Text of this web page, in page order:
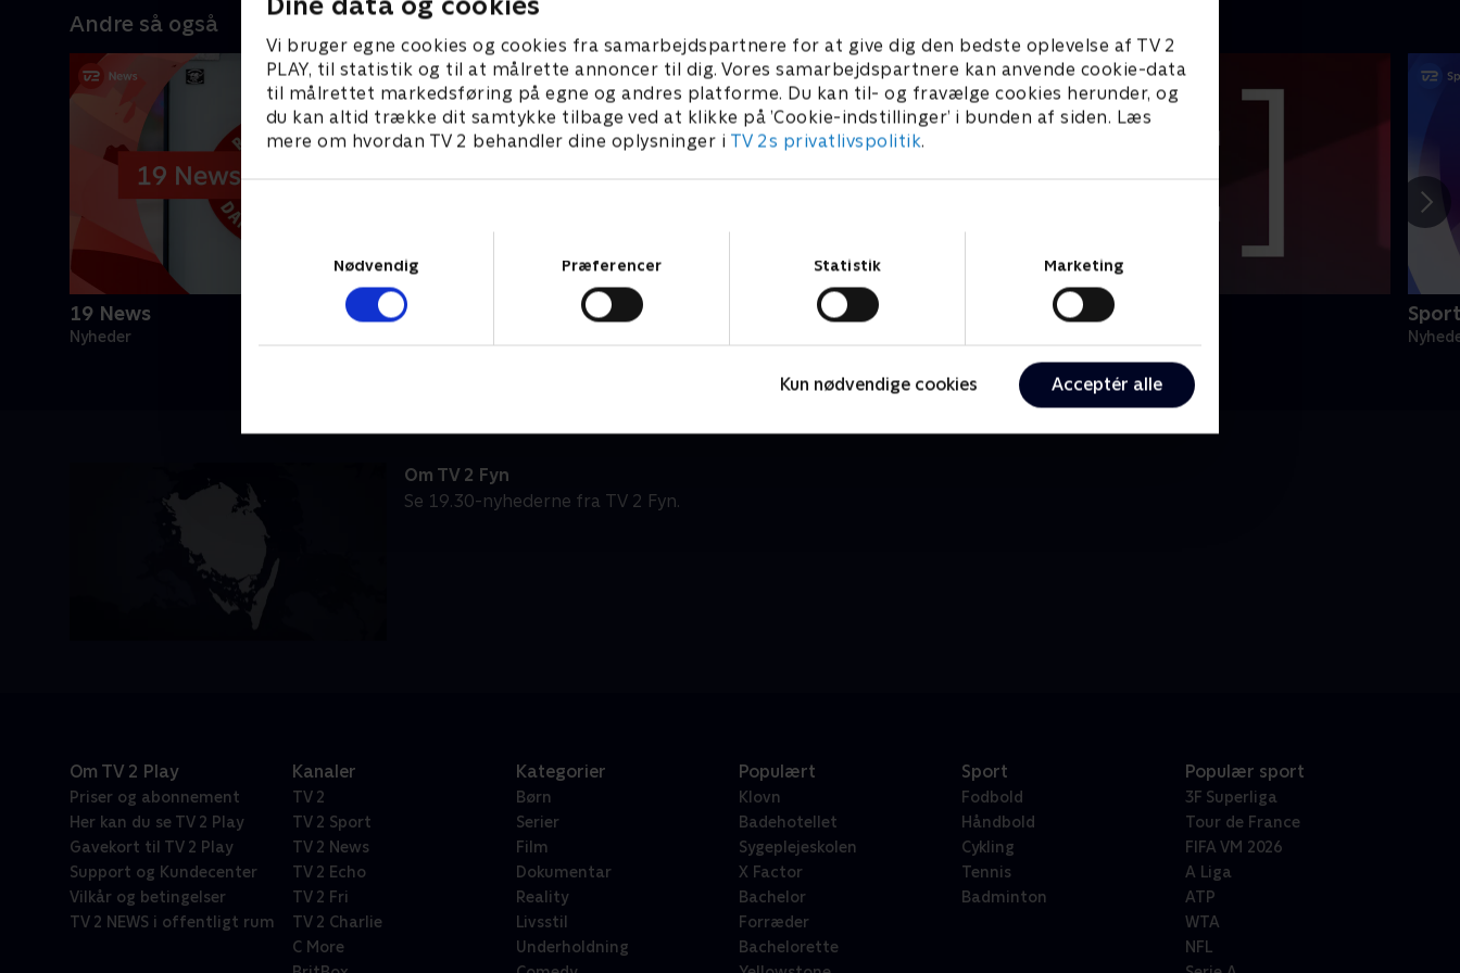
Vi bruger egne cookies og cookies fra samarbejdspartnere for at give dig den bedste oplevelse af TV 2
PLAY, til statistik og til at målrette annoncer til dig. Vores samarbejdspartnere kan anvende cookie-data
til målrettet markedsføring på egne og andres platforme. Du kan til- og fravælge cookies herunder, og
du kan altid trække dit samtykke tilbage ved at klikke på ’Cookie-indstillinger’ i bunden af siden. Læs
mere om hvordan TV 2 behandler dine oplysninger i TV 2s privatlivspolitik.
Nødvendig
Præferencer Statistik Marketing
Kun nødvendige cookies Acceptér alle
Andre så også
19 News
Nyheder
7 News Tegnsprogstolket
Om TV 2 Fyn
Se 19.30-nyhederne fra TV 2 Fyn.
Om TV 2 Play
Priser og abonnement
Her kan du se TV 2 Play
Gavekort til TV 2 Play
Support og Kundecenter
Vilkår og betingelser
TV 2 NEWS i offentligt rum
Kanaler
TV 2
TV 2 Sport
TV 2 News
TV 2 Echo
TV 2 Fri
TV 2 Charlie
C More
Kategorier
Børn
Serier
Film
Dokumentar
Reality
Livsstil
Underholdning
Populært
Klovn
Badehotellet
Sygeplejeskolen
X Factor
Bachelor
Forræder
Bachelorette
Sport
Fodbold
Håndbold
Cykling
Tennis
Badminton
Populær sport
3F Superliga
Tour de France
FIFA VM 2026
A Liga
ATP
WTA
NFL